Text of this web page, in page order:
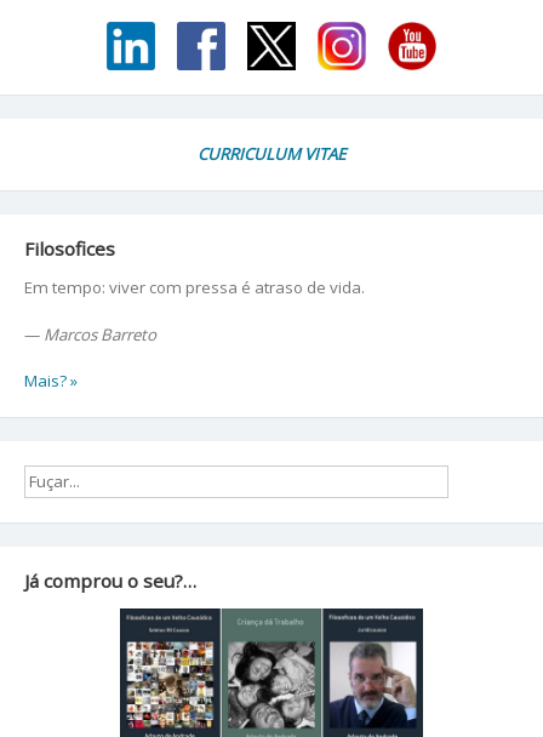
CURRICULUM VITAE
Filosofices
Em tempo: viver com pressa é atraso de vida.
— Marcos Barreto
Mais? »
Já comprou o seu?…